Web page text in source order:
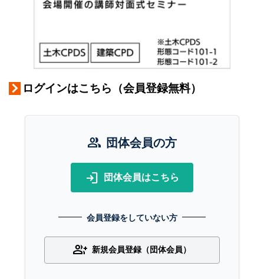
ログインはこちら（会員登録無料）
group 団体会員の方
login 団体会員はこちら
会員登録をしていない方
group_add 新規会員登録（団体会員）